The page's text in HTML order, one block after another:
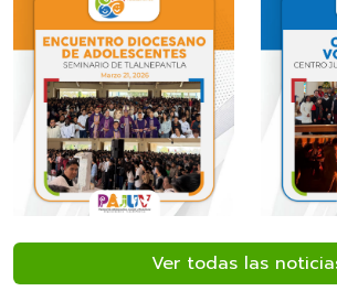
Ver todas las